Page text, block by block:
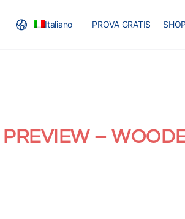
Italiano PROVA GRATIS SHOP
PREVIEW –